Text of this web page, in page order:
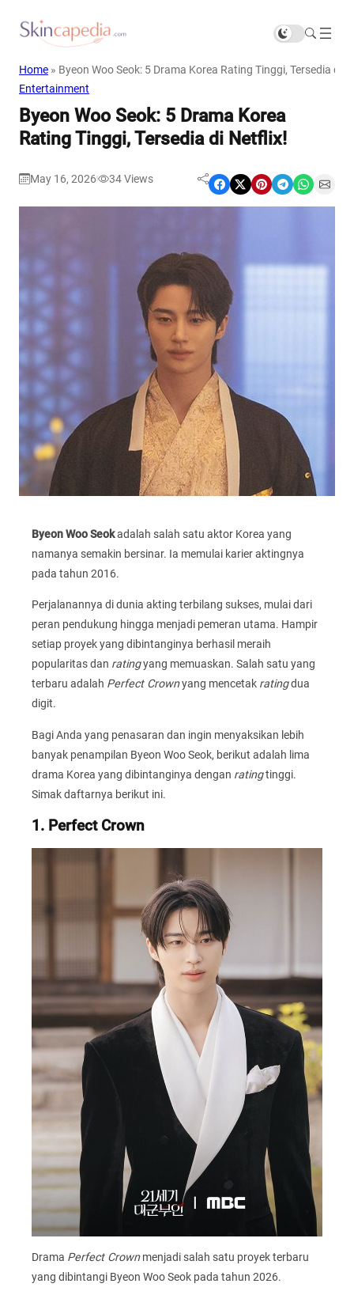
Home » Byeon Woo Seok: 5 Drama Korea Rating Tinggi, Tersedia di
Entertainment
Byeon Woo Seok: 5 Drama Korea
Rating Tinggi, Tersedia di Netflix!
May 16, 2026 34Views Share on Facebook Share on X Share on Pinterest Share on Telegram Share on WhatsApp Share on Email
Byeon Woo Seokadalah salah satu aktor Korea yang
namanya semakin bersinar. Ia memulai karier aktingnya
pada tahun 2016.
Perjalanannya di dunia akting terbilang sukses, mulai dari
peran pendukung hingga menjadi pemeran utama. Hampir
setiap proyek yang dibintanginya berhasil meraih
popularitas dan ratingyang memuaskan. Salah satu yang
terbaru adalah Perfect Crownyang mencetak ratingdua
digit.
Bagi Anda yang penasaran dan ingin menyaksikan lebih
banyak penampilan Byeon Woo Seok, berikut adalah lima
drama Korea yang dibintanginya dengan ratingtinggi.
Simak daftarnya berikut ini.
1. Perfect Crown
Drama Perfect Crownmenjadi salah satu proyek terbaru
yang dibintangi Byeon Woo Seok pada tahun 2026.